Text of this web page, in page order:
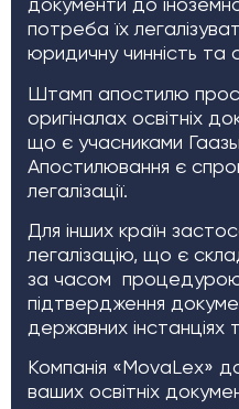
потреба їх
юридичну чинність та
Штамп апостилю
оригіналах освітніх
що є учасниками
Апостилювання є
легалізації.
Для інших країн
легалізацію, що є
за часом
підтвердження
державних інстанціях
Компанія «MovaLex»
ваших освітніх